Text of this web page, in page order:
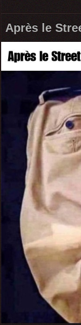
Après le